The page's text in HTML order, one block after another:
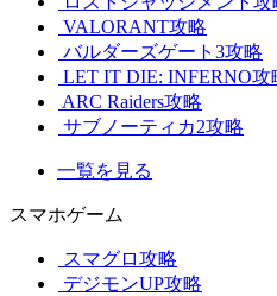
VALORANT攻略
バルダーズゲート3攻略
LET IT DIE: INFERNO攻
ARC Raiders攻略
サブノーティカ2攻略
一覧を見る
スマホゲーム
スマグロ攻略
デジモンUP攻略